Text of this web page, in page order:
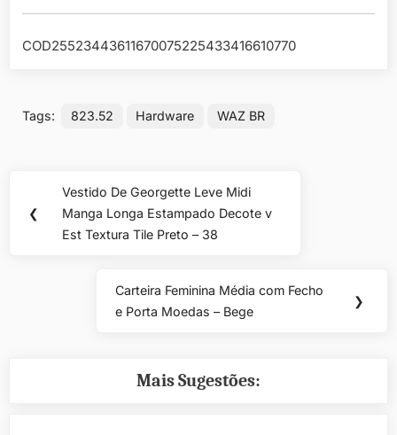
COD25523443611670075225433416610770
Tags: 823.52 Hardware WAZ BR
Navegação
de❮
Previous
Post:
Vestido De Georgette Leve Midi
Manga Longa Estampado Decote v
Est Textura Tile Preto – 38
Next
Post:
Carteira Feminina Média com Fecho
e Porta Moedas – Bege
❯
Mais Sugestões: